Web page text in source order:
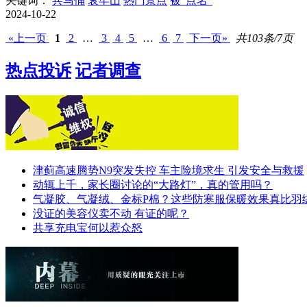
2024-10-22
«上一页 1 2 … 3 4 5 … 6 7 下一页» 共103条/7页
热点投诉 记者调查
津蓟高速腾势N9突发失控 车主险境求生 引发安全与救援
动辄上千，家长圈讨论的“大路灯”，真的管用吗？
气凝胶、气凝绒、金标P棉？这些防寒服保暖效果真比羽
没证的美容仪卖不动 有证的呢？
共享充电宝何以惹众怒